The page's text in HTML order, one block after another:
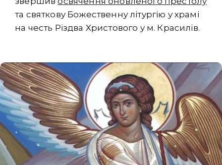
та святкову Божественну літургію у храмі
на честь Різдва Христового у м. Красилів.